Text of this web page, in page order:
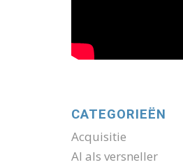
CATEGORIEËN
Acquisitie
AI als versneller